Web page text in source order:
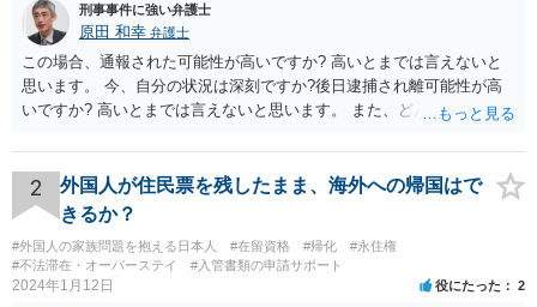
刑事事件に強い弁護士
原田 和幸 弁護士
この場合、通報された可能性が高いですか? 高いとまでは言えないと
思います。 今、自分の状況は深刻ですか?後日逮捕され離可能性が高
いですか? 高いとまでは言えないと思います。 また、どんな犯罪をし
たりでしょうか。
2
外国人が住民票を残したまま、海外への帰国はで
きるか？
#外国人の家族問題を抱える日本人 #在留資格 #帰化
#永住権
#不法滞在・オーバーステイ
#入管書類の申請サポート
2024年1月12日 役にたった 2